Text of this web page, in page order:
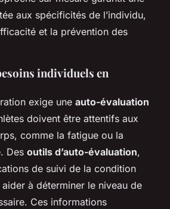
aux spécificités de l’individu,
et la prévention des
individuels en
exige une auto-évaluation
doivent être attentifs aux
comme la fatigue ou la
Des outils d’auto-évaluation,
de suivi de la condition
à déterminer le niveau de
Ces informations